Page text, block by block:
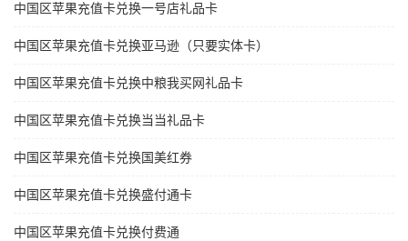
中国区苹果充值卡兑换一号店礼品卡
中国区苹果充值卡兑换亚马逊（只要实体卡）
中国区苹果充值卡兑换中粮我买网礼品卡
中国区苹果充值卡兑换当当礼品卡
中国区苹果充值卡兑换国美红券
中国区苹果充值卡兑换盛付通卡
中国区苹果充值卡兑换付费通